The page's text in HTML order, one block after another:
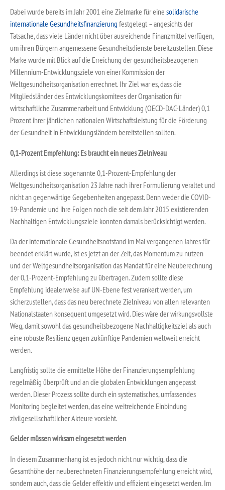
Dabei wurde bereits im Jahr 2001 eine Zielmarke für eine solidarische
internationale Gesundheitsfinanzierung festgelegt – angesichts der
Tatsache, dass viele Länder nicht über ausreichende Finanzmittel verfügen,
um ihren Bürgern angemessene Gesundheitsdienste bereitzustellen. Diese
Marke wurde mit Blick auf die Erreichung der gesundheitsbezogenen
Millennium-Entwicklungsziele von einer Kommission der
Weltgesundheitsorganisation errechnet. Ihr Ziel war es, dass die
Mitgliedsländer des Entwicklungskomitees der Organisation für
wirtschaftliche Zusammenarbeit und Entwicklung (OECD-DAC-Länder) 0,1
Prozent ihrer jährlichen nationalen Wirtschaftsleistung für die Förderung
der Gesundheit in Entwicklungsländern bereitstellen sollten.
0,1-Prozent Empfehlung: Es braucht ein neues Zielniveau
Allerdings ist diese sogenannte 0,1-Prozent-Empfehlung der
Weltgesundheitsorganisation 23 Jahre nach ihrer Formulierung veraltet und
nicht an gegenwärtige Gegebenheiten angepasst. Denn weder die COVID-
19-Pandemie und ihre Folgen noch die seit dem Jahr 2015 existierenden
Nachhaltigen Entwicklungsziele konnten damals berücksichtigt werden.
Da der internationale Gesundheitsnotstand im Mai vergangenen Jahres für
beendet erklärt wurde, ist es jetzt an der Zeit, das Momentum zu nutzen
und der Weltgesundheitsorganisation das Mandat für eine Neuberechnung
der 0,1-Prozent-Empfehlung zu übertragen. Zudem sollte diese
Empfehlung idealerweise auf UN-Ebene fest verankert werden, um
sicherzustellen, dass das neu berechnete Zielniveau von allen relevanten
Nationalstaaten konsequent umgesetzt wird. Dies wäre der wirkungsvollste
Weg, damit sowohl das gesundheitsbezogene Nachhaltigkeitsziel als auch
eine robuste Resilienz gegen zukünftige Pandemien weltweit erreicht
werden.
Langfristig sollte die ermittelte Höhe der Finanzierungsempfehlung
regelmäßig überprüft und an die globalen Entwicklungen angepasst
werden. Dieser Prozess sollte durch ein systematisches, umfassendes
Monitoring begleitet werden, das eine weitreichende Einbindung
zivilgesellschaftlicher Akteure vorsieht.
Gelder müssen wirksam eingesetzt werden
In diesem Zusammenhang ist es jedoch nicht nur wichtig, dass die
Gesamthöhe der neuberechneten Finanzierungsempfehlung erreicht wird,
sondern auch, dass die Gelder effektiv und effizient eingesetzt werden. Im